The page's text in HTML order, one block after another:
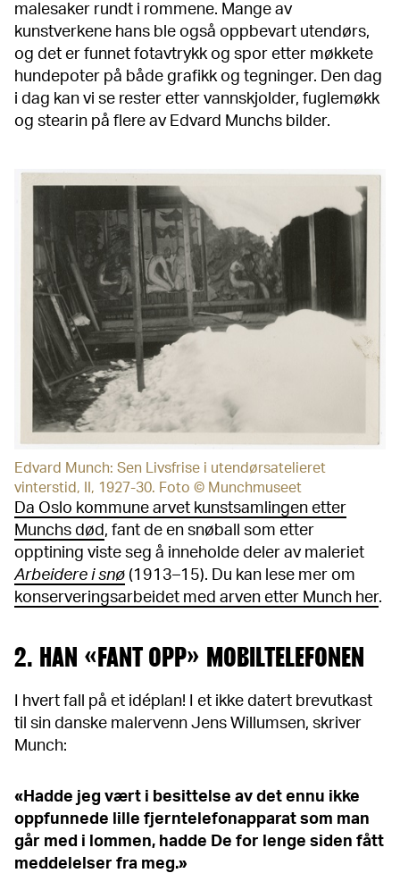
malesaker rundt i rommene. Mange av
kunstverkene hans ble også oppbevart utendørs,
og det er funnet fotavtrykk og spor etter møkkete
hundepoter på både grafikk og tegninger. Den dag
i dag kan vi se rester etter vannskjolder, fuglemøkk
og stearin på flere av Edvard Munchs bilder.
Edvard Munch: Sen Livsfrise i utendørsatelieret
vinterstid, II, 1927-30. Foto © Munchmuseet
Da Oslo kommune arvet kunstsamlingen etter
Munchs død , fant de en snøball som etter
opptining viste seg å inneholde deler av maleriet
Arbeidere i snø (1913–15). Du kan lese mer om
konserveringsarbeidet med arven etter Munch her.
2. HAN «FANT OPP» MOBILTELEFONEN
I hvert fall på et idéplan! I et ikke datert brevutkast
til sin danske malervenn Jens Willumsen, skriver
Munch:
«Hadde jeg vært i besittelse av det ennu ikke
oppfunnede lille fjerntelefonapparat som man
går med i lommen, hadde De for lenge siden fått
meddelelser fra meg.»